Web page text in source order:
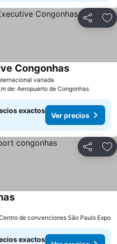
Compartir
variada
Congonhas
de: Aeropuerto de Congonhas
exactos
Ver precios
Compartir
de convenciones São Paulo Expo
exactos